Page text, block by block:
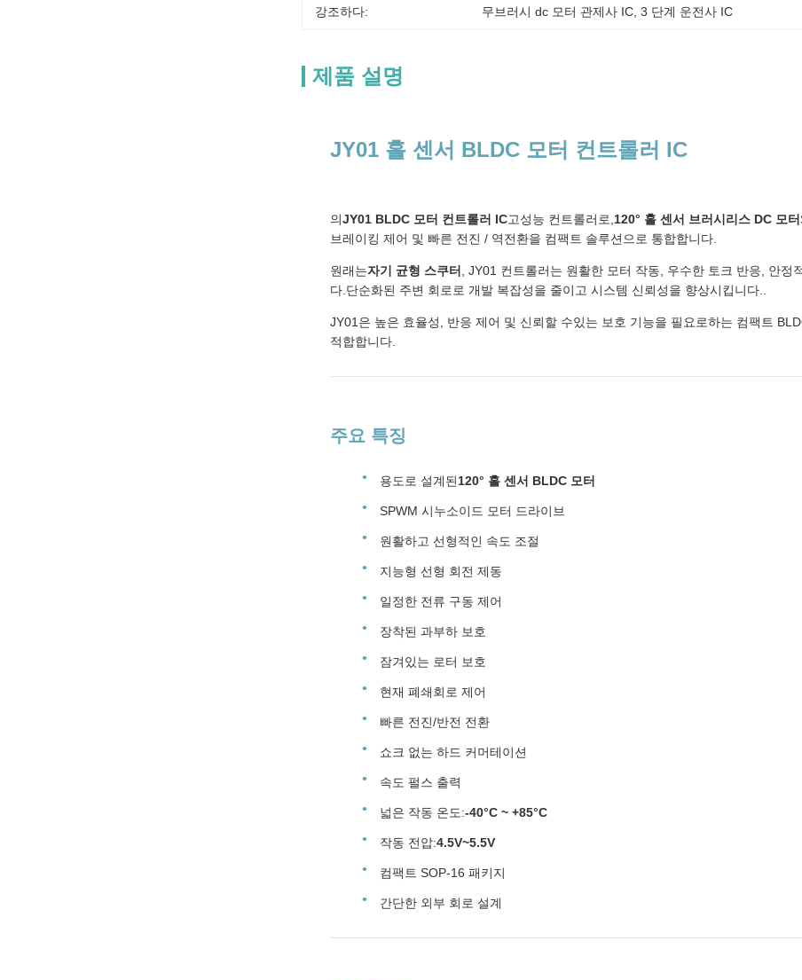
강조하다: 무브러시 dc 모터 관제사 IC , 3 단계 운전사 IC
제품 설명
JY01 홀 센서 BLDC 모터 컨트롤러 IC
의JY01 BLDC 모터 컨트롤러 IC고성능 컨트롤러로, 120° 홀 센서 브러시리스 DC 모터
브레이킹 제어 및 빠른 전진 / 역전환을 컴팩트 솔루션으로 통합합니다.
원래는자기 균형 스쿠터
, JY01 컨트롤러는 원활한 모터 작동, 우수한 토크 반응, 안
다.단순화된 주변 회로로 개발 복잡성을 줄이고 시스템 신뢰성을 향상시킵니다..
JY01은 높은 효율성, 반응 제어 및 신뢰할 수있는 보호 기능을 필요로하는 컴팩트
적합합니다.
주요 특징
용도로 설계된120° 홀 센서 BLDC 모터
SPWM 시누소이드 모터 드라이브
원활하고 선형적인 속도 조절
지능형 선형 회전 제동
일정한 전류 구동 제어
장착된 과부하 보호
잠겨있는 로터 보호
현재 폐쇄회로 제어
빠른 전진/반전 전환
쇼크 없는 하드 커머테이션
속도 펄스 출력
넓은 작동 온도:-40°C ~ +85°C
작동 전압:4.5V~5.5V
컴팩트 SOP-16 패키지
간단한 외부 회로 설계